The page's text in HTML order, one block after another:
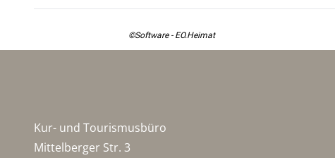
©Software - EO.Heimat
Kur- und Tourismusbüro
Mittelberger Str. 3